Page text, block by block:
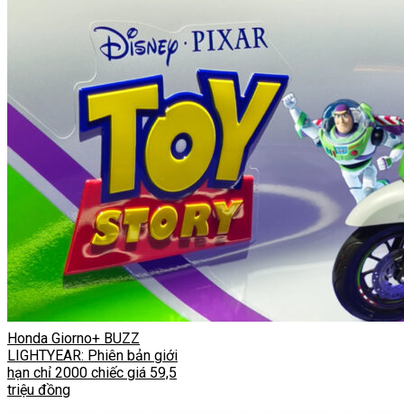
Honda Giorno+ BUZZ
LIGHTYEAR: Phiên bản giới
hạn chỉ 2000 chiếc giá 59,5
triệu đồng